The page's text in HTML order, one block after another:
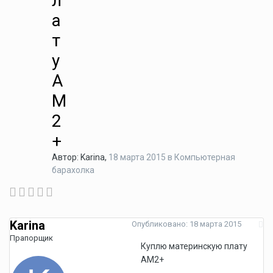
а
т
у
A
M
2
+
Автор: Karina, 18 марта 2015 в Компьютерная
барахолка
Karina
Прапорщик
Опубликовано: 18 марта 2015
Куплю материнскую плату
AM2+